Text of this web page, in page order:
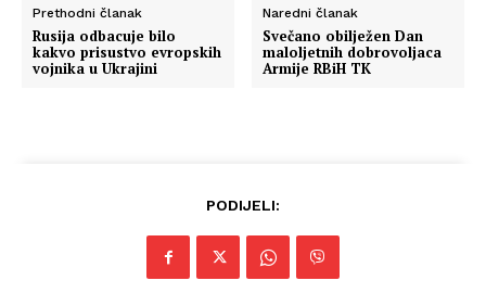
Prethodni članak
Rusija odbacuje bilo
kakvo prisustvo evropskih
vojnika u Ukrajini
Naredni članak
Svečano obilježen Dan
maloljetnih dobrovoljaca
Armije RBiH TK
PODIJELI: